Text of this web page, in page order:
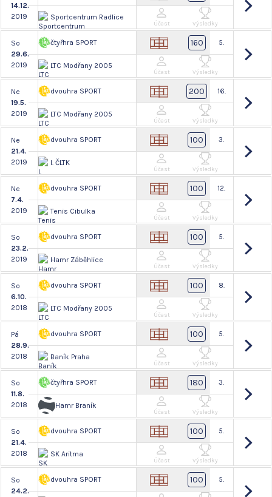
14.12.
2019
Sportcentrum Radlice
Účast Výsledky
So
29.6.
2019
čtyřhra SPORT
LTC Modřany 2005
160 5.
Účast Výsledky
Ne
19.5.
2019
dvouhra SPORT
LTC Modřany 2005
200 16.
Účast Výsledky
Ne
21.4.
2019
dvouhra SPORT
I. ČLTK
100 3.
Účast Výsledky
Ne
7.4.
2019
dvouhra SPORT
Tenis Cibulka
100 12.
Účast Výsledky
So
23.2.
2019
dvouhra SPORT
Hamr Záběhlice
100 5.
Účast Výsledky
So
6.10.
2018
dvouhra SPORT
LTC Modřany 2005
100 8.
Účast Výsledky
Pá
28.9.
2018
dvouhra SPORT
Baník Praha
100 5.
Účast Výsledky
So
11.8.
2018
čtyřhra SPORT
Hamr Braník
180 3.
Účast Výsledky
So
21.4.
2018
dvouhra SPORT
SK Aritma
100 5.
Účast Výsledky
So
24.2.
dvouhra SPORT 100 5.